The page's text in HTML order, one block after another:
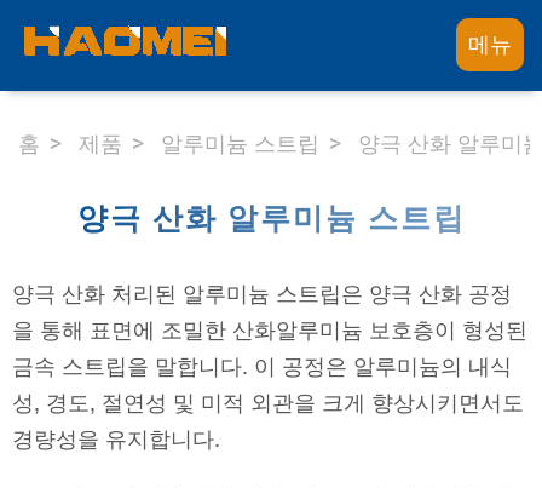
메뉴
홈 제품 알루미늄 스트립 양극 산화 알루미
양극 산화 알루미늄 스트립
양극 산화 처리된 알루미늄 스트립은 양극 산화 공정
을 통해 표면에 조밀한 산화알루미늄 보호층이 형성된
금속 스트립을 말합니다. 이 공정은 알루미늄의 내식
성, 경도, 절연성 및 미적 외관을 크게 향상시키면서도
경량성을 유지합니다.